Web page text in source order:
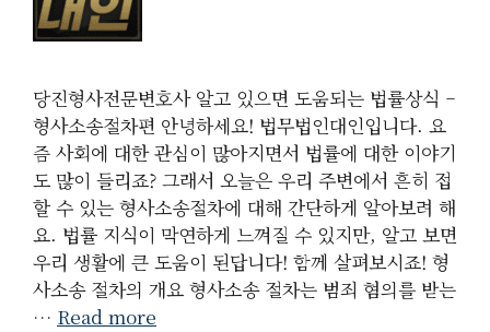
당진형사전문변호사 알고 있으면 도움되는 법률상식 –
형사소송절차편 안녕하세요! 법무법인대인입니다. 요
즘 사회에 대한 관심이 많아지면서 법률에 대한 이야기
도 많이 들리죠? 그래서 오늘은 우리 주변에서 흔히 접
할 수 있는 형사소송절차에 대해 간단하게 알아보려 해
요. 법률 지식이 막연하게 느껴질 수 있지만, 알고 보면
우리 생활에 큰 도움이 된답니다! 함께 살펴보시죠! 형
사소송 절차의 개요 형사소송 절차는 범죄 혐의를 받는
… Read more